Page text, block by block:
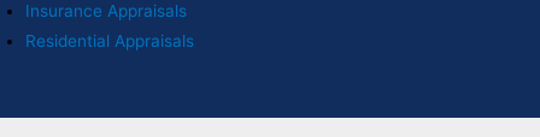
Insurance Appraisals
Residential Appraisals